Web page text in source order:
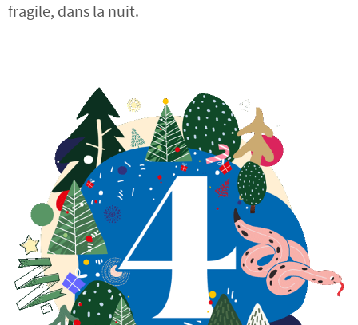
fragile, dans la nuit.